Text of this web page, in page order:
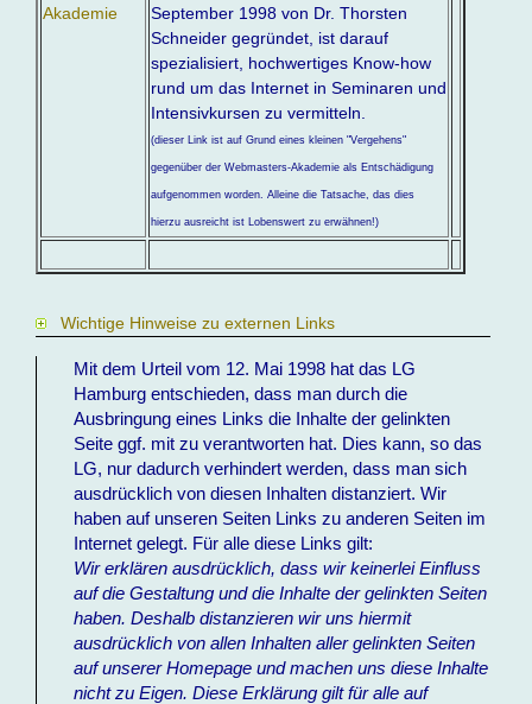
Akademie
September 1998 von Dr. Thorsten
Schneider gegründet, ist darauf
spezialisiert, hochwertiges Know-how
rund um das Internet in Seminaren und
Intensivkursen zu vermitteln.
(dieser Link ist auf Grund eines kleinen "Vergehens"
gegenüber der Webmasters-Akademie als Entschädigung
aufgenommen worden. Alleine die Tatsache, das dies
hierzu ausreicht ist Lobenswert zu erwähnen!)
Wichtige Hinweise zu externen Links
Mit dem Urteil vom 12. Mai 1998 hat das LG
Hamburg entschieden, dass man durch die
Ausbringung eines Links die Inhalte der gelinkten
Seite ggf. mit zu verantworten hat. Dies kann, so das
LG, nur dadurch verhindert werden, dass man sich
ausdrücklich von diesen Inhalten distanziert. Wir
haben auf unseren Seiten Links zu anderen Seiten im
Internet gelegt. Für alle diese Links gilt:
Wir erklären ausdrücklich, dass wir keinerlei Einfluss
auf die Gestaltung und die Inhalte der gelinkten Seiten
haben. Deshalb distanzieren wir uns hiermit
ausdrücklich von allen Inhalten aller gelinkten Seiten
auf unserer Homepage und machen uns diese Inhalte
nicht zu Eigen. Diese Erklärung gilt für alle auf